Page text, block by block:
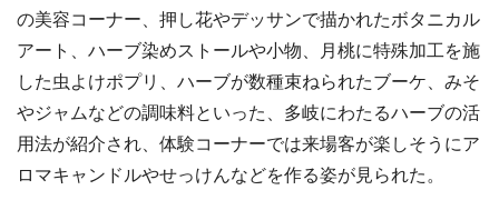
の美容コーナー、押し花やデッサンで描かれたボタニカル
アート、ハーブ染めストールや小物、月桃に特殊加工を施
した虫よけポプリ、ハーブが数種束ねられたブーケ、みそ
やジャムなどの調味料といった、多岐にわたるハーブの活
用法が紹介され、体験コーナーでは来場客が楽しそうにア
ロマキャンドルやせっけんなどを作る姿が見られた。